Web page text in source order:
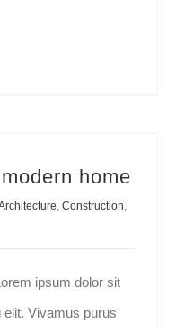
home
Construction
ipsum dolor sit
Vivamus purus